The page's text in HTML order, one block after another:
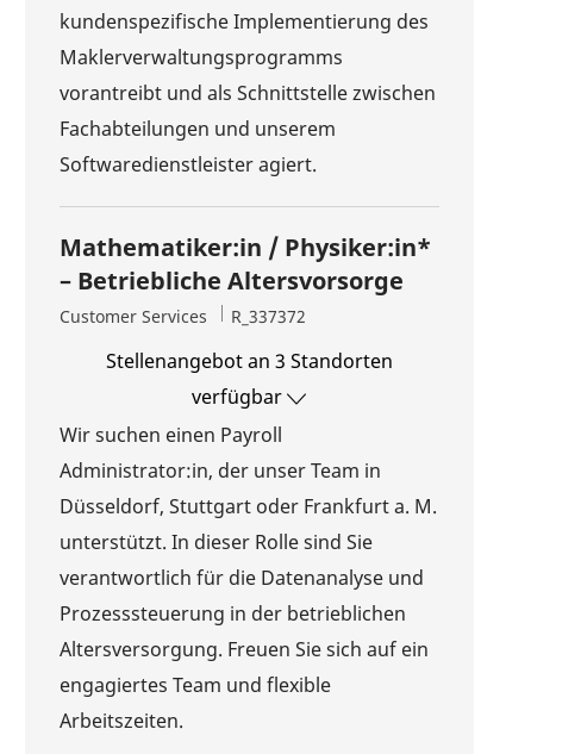
kundenspezifische Implementierung des
Maklerverwaltungsprogramms
vorantreibt und als Schnittstelle zwischen
Fachabteilungen und unserem
Softwaredienstleister agiert.
Mathematiker:in / Physiker:in*
– Betriebliche Altersvorsorge
Kategorie
Customer Services Job-ID
R_337372
Stellenangebot an 3 Standorten
verfügbar
Wir suchen einen Payroll
Administrator:in, der unser Team in
Düsseldorf, Stuttgart oder Frankfurt a. M.
unterstützt. In dieser Rolle sind Sie
verantwortlich für die Datenanalyse und
Prozesssteuerung in der betrieblichen
Altersversorgung. Freuen Sie sich auf ein
engagiertes Team und flexible
Arbeitszeiten.